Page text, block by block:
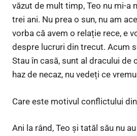
văzut de mult timp, Teo nu mi-a
trei ani. Nu prea o sun, nu am
vorba că avem o relație rece, e
despre lucruri din trecut. Acum
Stau în casă, sunt al dracului de
haz de necaz, nu vedeți ce
Care este motivul conflictului
Ani la rând, Teo și tatăl său nu